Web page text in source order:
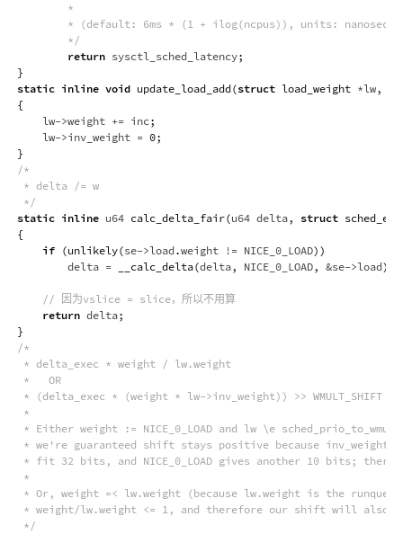
        *
* (default: 6ms * (1 + ilog(ncpus)), units:
        */
return sysctl_sched_latency;
}
static inline void update_load_add(struct load_weight *lw,
{
    lw
->weight += inc;
    lw
->inv_weight = 0;
}
/*
* delta /= w
*/
static inline u64 calc_delta_fair(u64 delta, struct
{
if (unlikely(se->load.weight != NICE_0_LOAD) )
        delta
= __calc_delta(delta, NICE_0_LOAD, &se->load)
// 因为vslice = slice，所以不用算
return delta;
}
/*
* delta_exec * weight / lw.weight
*   OR
* (delta_exec * (weight * lw->inv_weight)) >> WMULT_SHIFT
*
* Either weight := NICE_0_LOAD and lw \e
* we're guaranteed shift stays positive because inv_weight
* fit 32 bits, and NICE_0_LOAD gives another 10 bits;
*
* Or, weight =< lw.weight (because lw.weight is the
* weight/lw.weight <= 1, and therefore our shift will also
*/